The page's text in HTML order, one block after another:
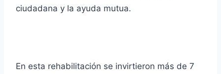
ciudadana y la ayuda mutua.
En esta rehabilitación se invirtieron más de 7